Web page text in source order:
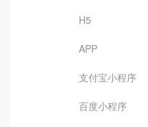
H5
APP
支付宝小程序
百度小程序